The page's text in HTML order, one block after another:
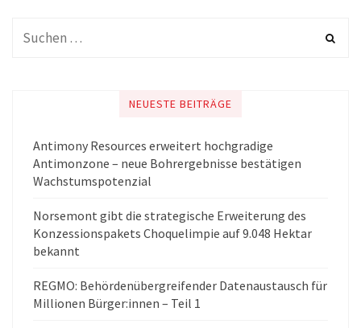
NEUESTE BEITRÄGE
Antimony Resources erweitert hochgradige
Antimonzone – neue Bohrergebnisse bestätigen
Wachstumspotenzial
Norsemont gibt die strategische Erweiterung des
Konzessionspakets Choquelimpie auf 9.048 Hektar
bekannt
REGMO: Behördenübergreifender Datenaustausch für
Millionen Bürger:innen – Teil 1